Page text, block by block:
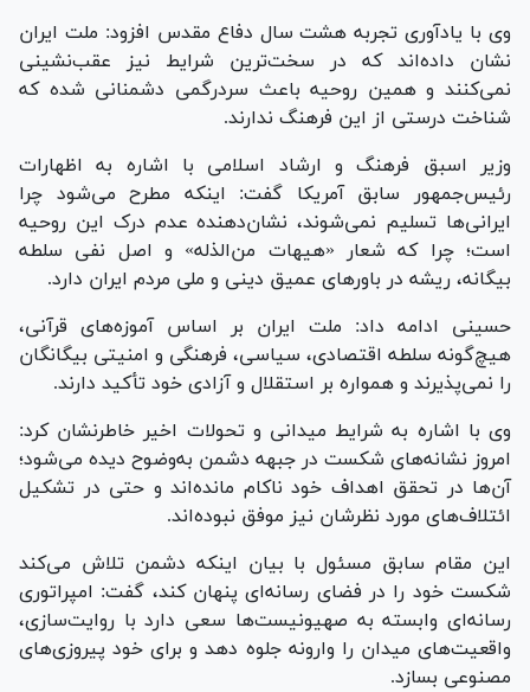
وی با یادآوری تجربه هشت سال دفاع مقدس افزود: ملت ایران
نشان داده‌اند که در سخت‌ترین شرایط نیز عقب‌نشینی
نمی‌کنند و همین روحیه باعث سردرگمی دشمنانی شده که
شناخت درستی از این فرهنگ ندارند.
وزیر اسبق فرهنگ و ارشاد اسلامی با اشاره به اظهارات
رئیس‌جمهور سابق آمریکا گفت: اینکه مطرح می‌شود چرا
ایرانی‌ها تسلیم نمی‌شوند، نشان‌دهنده عدم درک این روحیه
است؛ چرا که شعار «هیهات من‌الذله» و اصل نفی سلطه
بیگانه، ریشه در باورهای عمیق دینی و ملی مردم ایران دارد.
حسینی ادامه داد: ملت ایران بر اساس آموزه‌های قرآنی،
هیچ‌گونه سلطه اقتصادی، سیاسی، فرهنگی و امنیتی بیگانگان
را نمی‌پذیرند و همواره بر استقلال و آزادی خود تأکید دارند.
وی با اشاره به شرایط میدانی و تحولات اخیر خاطرنشان کرد:
امروز نشانه‌های شکست در جبهه دشمن به‌وضوح دیده می‌شود؛
آن‌ها در تحقق اهداف خود ناکام مانده‌اند و حتی در تشکیل
ائتلاف‌های مورد نظرشان نیز موفق نبوده‌اند.
این مقام سابق مسئول با بیان اینکه دشمن تلاش می‌کند
شکست خود را در فضای رسانه‌ای پنهان کند، گفت: امپراتوری
رسانه‌ای وابسته به صهیونیست‌ها سعی دارد با روایت‌سازی،
واقعیت‌های میدان را وارونه جلوه دهد و برای خود پیروزی‌های
مصنوعی بسازد.